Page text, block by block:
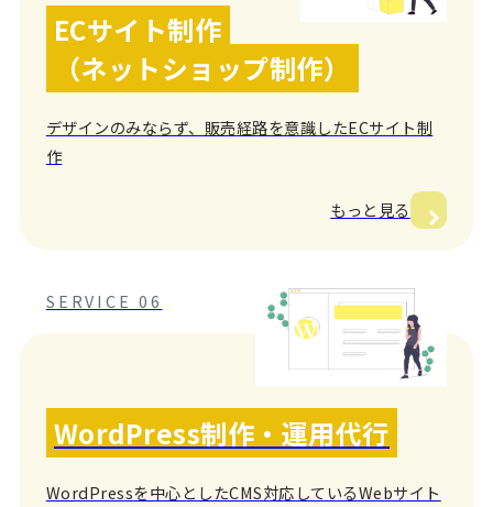
ECサイト制作
（ネットショップ制作）
デザインのみならず、販売経路を意識したECサイト制
作
もっと見る
SERVICE 06
WordPress制作・運用代行
WordPressを中心としたCMS対応しているWebサイト